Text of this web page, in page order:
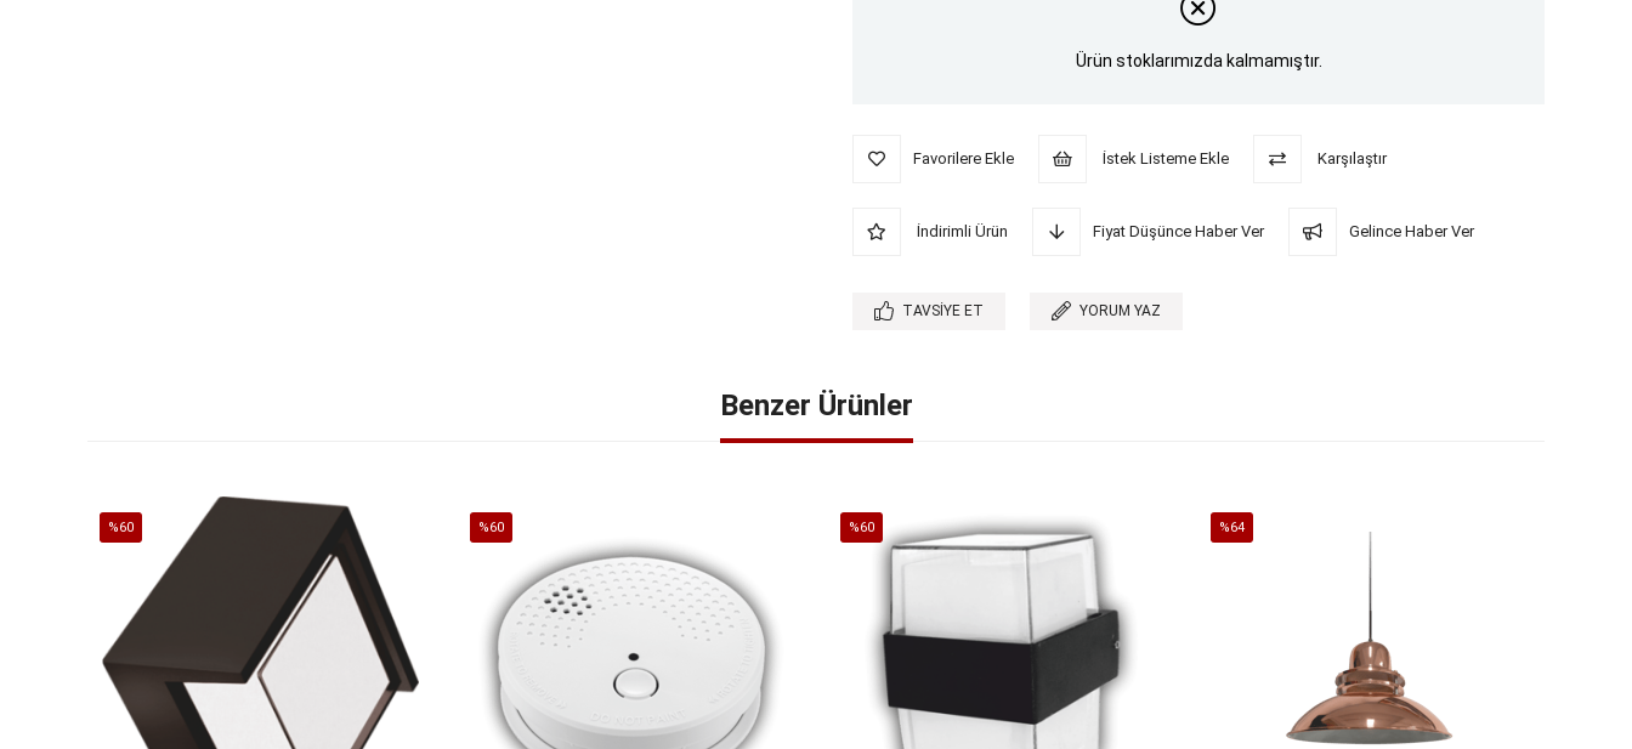
Ürün stoklarımızda kalmamıştır.
Favorilere Ekle İstek Listeme Ekle Karşılaştır
İndirimli Ürün Fiyat Düşünce Haber Ver Gelince Haber Ver
TAVSIYE ET YORUM YAZ
Benzer Ürünler
%60
%60İndirim
%60
%60İndirim
%60
%64